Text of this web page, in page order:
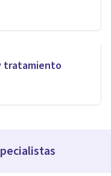
tratamiento